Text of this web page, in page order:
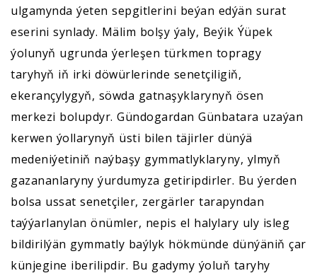
ulgamynda ýeten sepgitlerini beýan edýän surat
eserini synlady. Mälim bolşy ýaly, Beýik Ýüpek
ýolunyň ugrunda ýerleşen türkmen topragy
taryhyň iň irki döwürlerinde senetçiligiň,
ekerançylygyň, söwda gatnaşyklarynyň ösen
merkezi bolupdyr. Gündogardan Günbatara uzaýan
kerwen ýollarynyň üsti bilen täjirler dünýä
medeniýetiniň naýbaşy gymmatlyklaryny, ylmyň
gazananlaryny ýurdumyza getiripdirler. Bu ýerden
bolsa ussat senetçiler, zergärler tarapyndan
taýýarlanylan önümler, nepis el halylary uly isleg
bildirilýän gymmatly baýlyk hökmünde dünýäniň çar
künjegine iberilipdir. Bu gadymy ýoluň taryhy